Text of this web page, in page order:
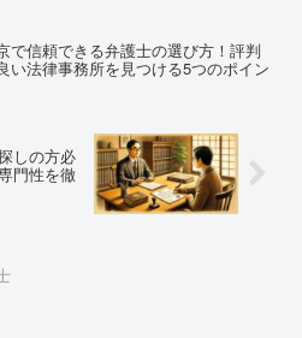
で信頼できる弁護士の選び方！評判
い法律事務所を見つける5つのポイン
しの方必
門性を徹